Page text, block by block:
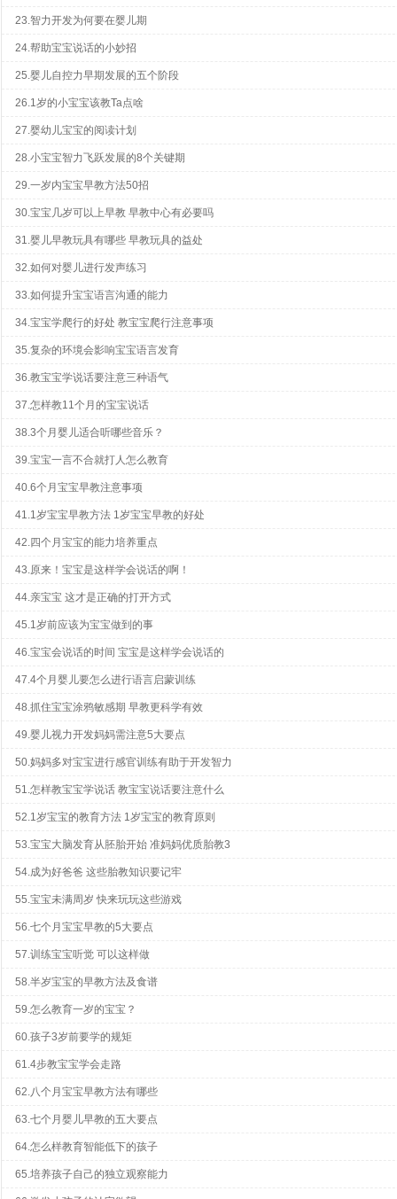
23.智力开发为何要在婴儿期
24.帮助宝宝说话的小妙招
25.婴儿自控力早期发展的五个阶段
26.1岁的小宝宝该教Ta点啥
27.婴幼儿宝宝的阅读计划
28.小宝宝智力飞跃发展的8个关键期
29.一岁内宝宝早教方法50招
30.宝宝几岁可以上早教 早教中心有必要吗
31.婴儿早教玩具有哪些 早教玩具的益处
32.如何对婴儿进行发声练习
33.如何提升宝宝语言沟通的能力
34.宝宝学爬行的好处 教宝宝爬行注意事项​
35.复杂的环境会影响宝宝语言发育
36.教宝宝学说话要注意三种语气
37.怎样教11个月的宝宝说话
38.3个月婴儿适合听哪些音乐？
39.宝宝一言不合就打人怎么教育
40.6个月宝宝早教注意事项
41.1岁宝宝早教方法 1岁宝宝早教的好处
42.四个月宝宝的能力培养重点
43.原来！宝宝是这样学会说话的啊！
44.亲宝宝 这才是正确的打开方式
45.1岁前应该为宝宝做到的事
46.宝宝会说话的时间 宝宝是这样学会说话的
47.4个月婴儿要怎么进行语言启蒙训练
48.抓住宝宝涂鸦敏感期 早教更科学有效
49.婴儿视力开发妈妈需注意5大要点
50.妈妈多对宝宝进行感官训练有助于开发智力
51.怎样教宝宝学说话 教宝宝说话要注意什么
52.1岁宝宝的教育方法 1岁宝宝的教育原则
53.宝宝大脑发育从胚胎开始 准妈妈优质胎教3
54.成为好爸爸 这些胎教知识要记牢
55.宝宝未满周岁 快来玩玩这些游戏
56.七个月宝宝早教的5大要点
57.训练宝宝听觉 可以这样做
58.半岁宝宝的早教方法及食谱
59.怎么教育一岁的宝宝？
60.孩子3岁前要学的规矩
61.4步教宝宝学会走路
62.八个月宝宝早教方法有哪些
63.七个月婴儿早教的五大要点
64.怎么样教育智能低下的孩子
65.培养孩子自己的独立观察能力